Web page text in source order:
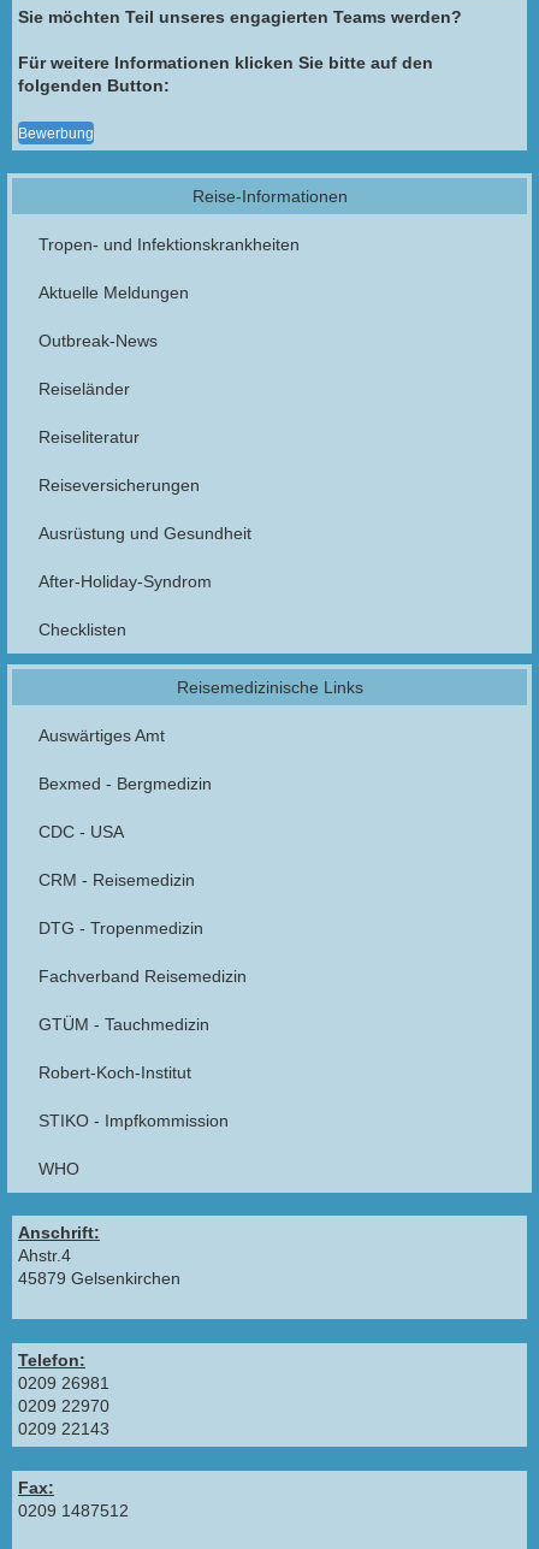
Sie möchten Teil unseres engagierten Teams werden?
Für weitere Informationen klicken Sie bitte auf den
folgenden Button:
Bewerbung
Reise-Informationen
Tropen- und Infektionskrankheiten
Aktuelle Meldungen
Outbreak-News
Reiseländer
Reiseliteratur
Reiseversicherungen
Ausrüstung und Gesundheit
After-Holiday-Syndrom
Checklisten
Reisemedizinische Links
Auswärtiges Amt
Bexmed - Bergmedizin
CDC - USA
CRM - Reisemedizin
DTG - Tropenmedizin
Fachverband Reisemedizin
GTÜM - Tauchmedizin
Robert-Koch-Institut
STIKO - Impfkommission
WHO
Anschrift:
Ahstr.4
45879 Gelsenkirchen
Telefon:
0209 26981
0209 22970
0209 22143
Fax:
0209 1487512